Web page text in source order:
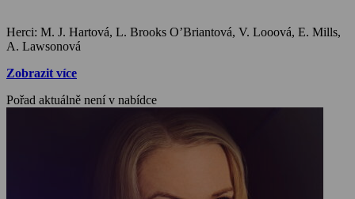
Herci: M. J. Hartová, L. Brooks O’Briantová, V. Looová, E. Mills,
A. Lawsonová
Zobrazit více
Pořad aktuálně není v nabídce